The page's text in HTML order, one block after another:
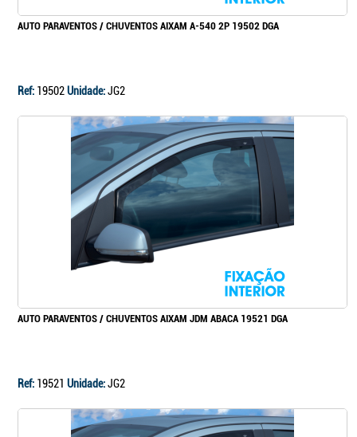
AUTO PARAVENTOS / CHUVENTOS AIXAM A-540 2P 19502 DGA
Ref: 19502Unidade:JG2
AUTO PARAVENTOS / CHUVENTOS AIXAM JDM ABACA 19521 DGA
Ref: 19521 Unidade:JG2
Continuar a comprar